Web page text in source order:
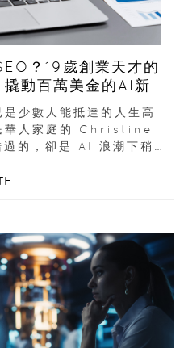
？19歲創業天才的
動百萬美金的AI新商
少數人能抵達的人生高
華人家庭的 Christine
的，卻是 AI 浪潮下稍縱